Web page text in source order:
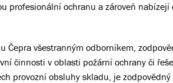
profesionální ochranu a zároveň
Čepra všestranným odborníkem,
činnosti v oblasti požární ochrany či
provozní obsluhy skladu, je